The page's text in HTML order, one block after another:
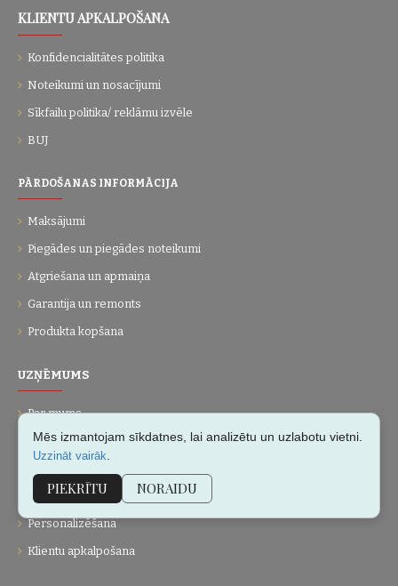
KLIENTU APKALPOŠANA
Konfidencialitātes politika
Noteikumi un nosacījumi
Sīkfailu politika/ reklāmu izvēle
BUJ
PĀRDOŠANAS INFORMĀCIJA
Maksājumi
Piegādes un piegādes noteikumi
Atgriešana un apmaiņa
Garantija un remonts
Produkta kopšana
UZŅĒMUMS
Par mums
Kontakti
Dāvanu kartes
Personalizēšana
Klientu apkalpošana
Mēs izmantojam sīkdatnes, lai analizētu un uzlabotu vietni.
Uzzināt vairāk
PIEKRĪTU NORAIDU